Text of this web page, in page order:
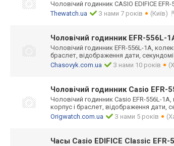
Чоловічий годинник CASIO EDIFICE EFR-
Thewatch.ua
З нами 7 років (Київ)
Чоловічий годинник EFR-556L-
Чоловічий годинник EFR-556L-1A,
браслет, відображення дати, секундомі
Chasovyk.com.ua
З нами 10 років
Чоловічий годинник Casio EFR-
Чоловічий годинник Casio EFR-556L-1A,
корпус і браслет, відображення дати,
Origwatch.com.ua
З нами 5 років
Часы Casio EDIFICE Classic EFR-